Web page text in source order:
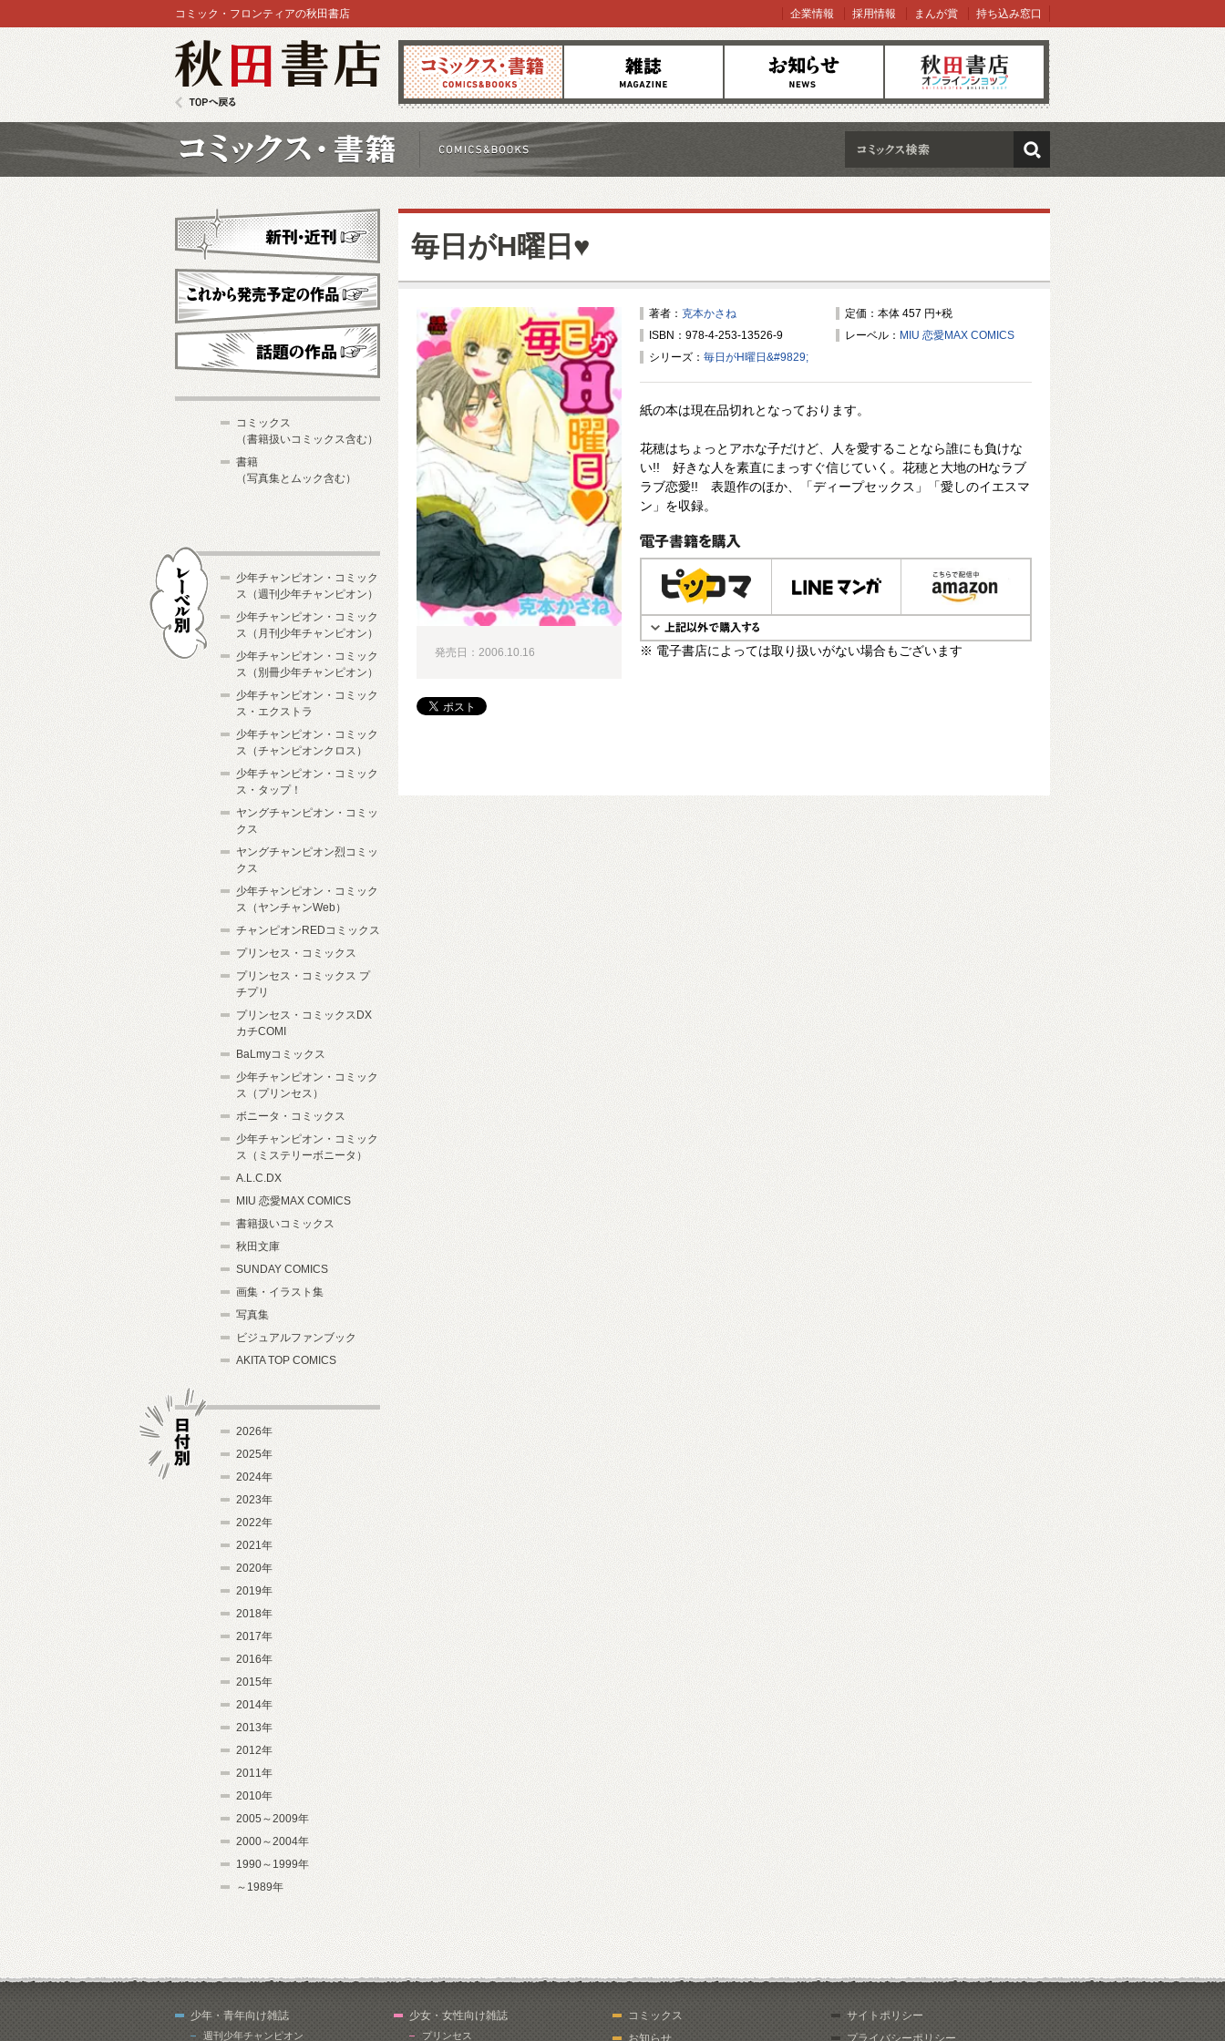
コミックス 雑誌 お知らせ オンラインショップ
コミック・フロンティアの秋田書店 企業情報 採用情報 まんが賞 持ち込み窓口
検索
毎日がH曜日♥
著者： 克本かさね
定価：本体 457 円+税
ISBN：978-4-253-13526-9
レーベル： MIU 恋愛MAX COMICS
シリーズ： 毎日がH曜日&#9829;
紙の本は現在品切れとなっております。
花穂はちょっとアホな子だけど、人を愛することなら誰にも負けな
い!! 好きな人を素直にまっすぐ信じていく。花穂と大地のHなラブ
ラブ恋愛!! 表題作のほか、「ディープセックス」「愛しのイエスマ
ン」を収録。
電子書籍で購入
※ 電子書店によっては取り扱いがない場合もございます
発売日：2006.10.16
新刊・近刊
これから発売予定
コミックス
（書籍扱いコミックス含む）
書籍
（写真集とムック含む）
少年チャンピオン・コミック
ス（週刊少年チャンピオン）
少年チャンピオン・コミック
ス（月刊少年チャンピオン）
少年チャンピオン・コミック
ス（別冊少年チャンピオン）
少年チャンピオン・コミック
ス・エクストラ
少年チャンピオン・コミック
ス（チャンピオンクロス）
少年チャンピオン・コミック
ス・タップ！
ヤングチャンピオン・コミッ
クス
ヤングチャンピオン烈コミッ
クス
少年チャンピオン・コミック
ス（ヤンチャンWeb）
チャンピオンREDコミックス
プリンセス・コミックス
プリンセス・コミックス プ
チプリ
プリンセス・コミックスDX
カチCOMI
BaLmyコミックス
少年チャンピオン・コミック
ス（プリンセス）
ボニータ・コミックス
少年チャンピオン・コミック
ス（ミステリーボニータ）
A.L.C.DX
MIU 恋愛MAX COMICS
書籍扱いコミックス
秋田文庫
SUNDAY COMICS
画集・イラスト集
写真集
ビジュアルファンブック
AKITA TOP COMICS
2026年
2025年
2024年
2023年
2022年
2021年
2020年
2019年
2018年
2017年
2016年
2015年
2014年
2013年
2012年
2011年
2010年
2005～2009年
2000～2004年
1990～1999年
～1989年
少年・青年向け雑誌
週刊少年チャンピオン
少女・女性向け雑誌
プリンセス
コミックス
お知らせ
サイトポリシー
プライバシーポリシー